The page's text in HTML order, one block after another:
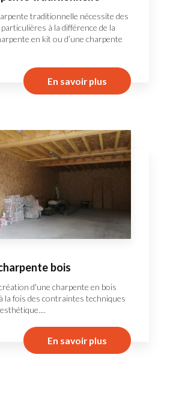
traditionnelle nécessite des
à la différence de la
en kit ou d’une charpente
En savoir plus
bois
d'une charpente en bois
la fois des contraintes techniques
En savoir plus